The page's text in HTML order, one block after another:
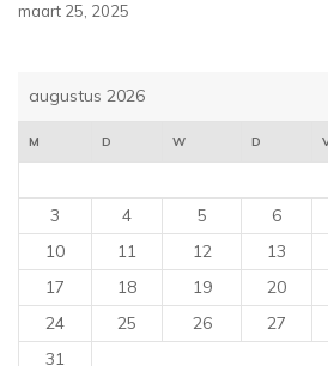
maart 25, 2025
augustus 2026
M D W D
3
4 5 6
10
11 12 13
17
18 19 20
24
25 26 27
31